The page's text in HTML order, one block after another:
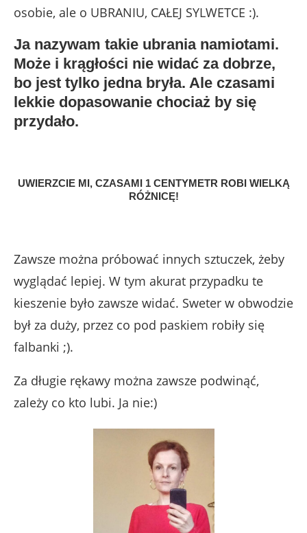
osobie, ale o UBRANIU, CAŁEJ SYLWETCE :).
Ja nazywam takie ubrania namiotami.
Może i krągłości nie widać za dobrze,
bo jest tylko jedna bryła. Ale czasami
lekkie dopasowanie chociaż by się
przydało.
UWIERZCIE MI, CZASAMI 1 CENTYMETR ROBI WIELKĄ
RÓŻNICĘ!
Zawsze można próbować innych sztuczek, żeby
wyglądać lepiej. W tym akurat przypadku te
kieszenie było zawsze widać. Sweter w obwodzie
był za duży, przez co pod paskiem robiły się
falbanki ;).
Za długie rękawy można zawsze podwinąć,
zależy co kto lubi. Ja nie:)